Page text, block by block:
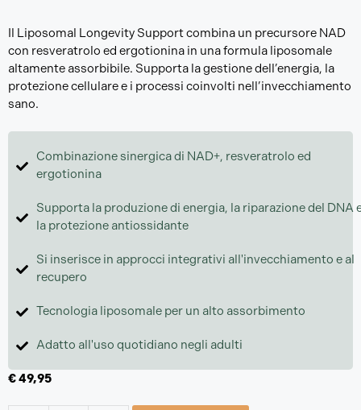
Il Liposomal Longevity Support combina un precursore NAD
con resveratrolo ed ergotionina in una formula liposomale
altamente assorbibile. Supporta la gestione dell’energia, la
protezione cellulare e i processi coinvolti nell’invecchiamento
sano.
Combinazione sinergica di NAD+, resveratrolo ed
ergotionina
Supporta la produzione di energia, la riparazione del DNA
la protezione antiossidante
Si inserisce in approcci integrativi all'invecchiamento e al
recupero
Tecnologia liposomale per un alto assorbimento
Adatto all'uso quotidiano negli adulti
€49,95